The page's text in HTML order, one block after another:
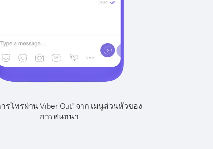
ารโทรผ่าน Viber Out" จาก เมนูส่วนหัวของ
การสนทนา